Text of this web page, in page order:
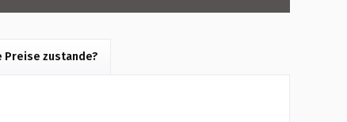
Preise zustande?